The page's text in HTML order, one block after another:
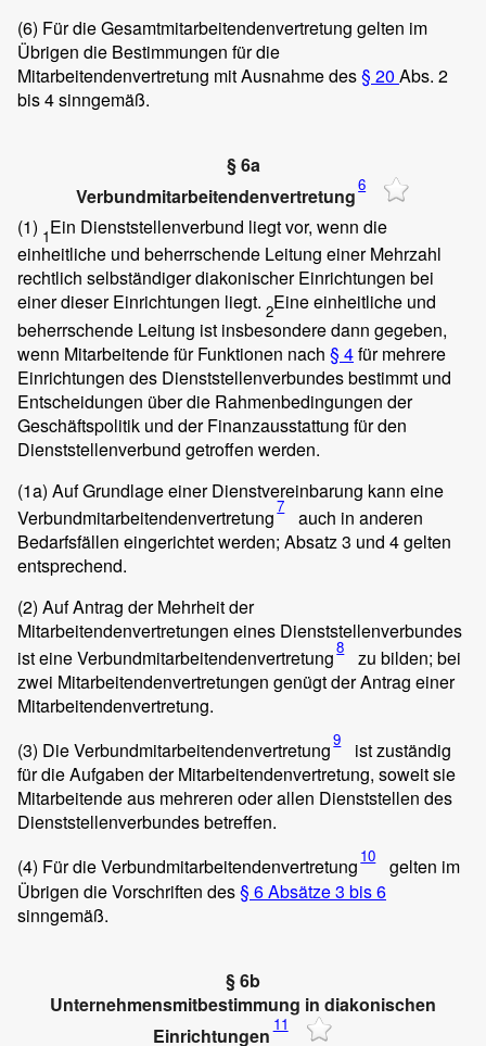
(6) Für die Gesamtmitarbeitendenvertretung gelten im
Übrigen die Bestimmungen für die
Mitarbeitendenvertretung mit Ausnahme des§ 20 Abs. 2
bis 4 sinngemäß.
§ 6a
Verbundmitarbeitendenvertretung6
(1) 1Ein Dienststellenverbund liegt vor, wenn die
einheitliche und beherrschende Leitung einer Mehrzahl
rechtlich selbständiger diakonischer Einrichtungen bei
einer dieser Einrichtungen liegt. 2Eine einheitliche und
beherrschende Leitung ist insbesondere dann gegeben,
wenn Mitarbeitende für Funktionen nach § 4für mehrere
Einrichtungen des Dienststellenverbundes bestimmt und
Entscheidungen über die Rahmenbedingungen der
Geschäftspolitik und der Finanzausstattung für den
Dienststellenverbund getroffen werden.
(1a) Auf Grundlage einer Dienstvereinbarung kann eine
Verbundmitarbeitendenvertretung7
auch in anderen
Bedarfsfällen eingerichtet werden; Absatz 3 und 4 gelten
entsprechend.
(2) Auf Antrag der Mehrheit der
Mitarbeitendenvertretungen eines Dienststellenverbundes
ist eine Verbundmitarbeitendenvertretung8
zu bilden; bei
zwei Mitarbeitendenvertretungen genügt der Antrag einer
Mitarbeitendenvertretung.
(3) Die Verbundmitarbeitendenvertretung9
ist zuständig
für die Aufgaben der Mitarbeitendenvertretung, soweit sie
Mitarbeitende aus mehreren oder allen Dienststellen des
Dienststellenverbundes betreffen.
(4) Für die Verbundmitarbeitendenvertretung 10
gelten im
Übrigen die Vorschriften des§ 6 Absätze 3 bis 6
sinngemäß.
§ 6b
Unternehmensmitbestimmung in diakonischen
Einrichtungen 11